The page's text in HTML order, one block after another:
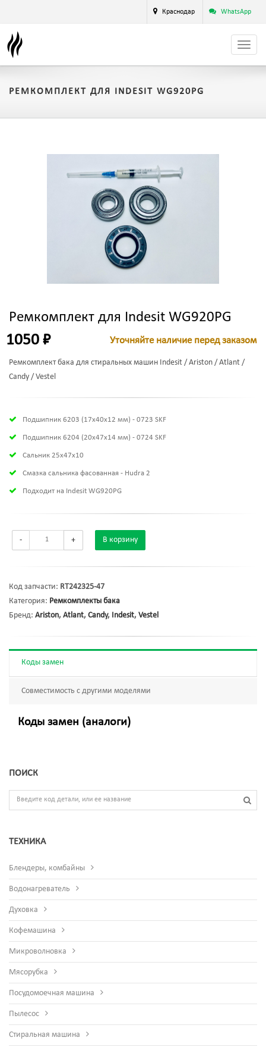
Краснодар WhatsApp
РЕМКОМПЛЕКТ ДЛЯ INDESIT WG920PG
Ремкомплект для Indesit WG920PG
1050 ₽ Уточняйте наличие перед заказом
Ремкомплект бака для стиральных машин Indesit / Ariston / Atlant /
Candy / Vestel
Подшипник 6203 (17х40х12 мм) - 0723 SKF
Подшипник 6204 (20х47х14 мм) - 0724 SKF
Сальник 25x47x10
Смазка сальника фасованная - Hudra 2
Подходит на Indesit WG920PG
- + В корзину
Код запчасти: RT242325-47
Категория: Ремкомплекты бака
Бренд: Ariston, Atlant, Candy, Indesit, Vestel
Коды замен
Совместимость с другими моделями
Коды замен (аналоги)
ПОИСК
ТЕХНИКА
Блендеры, комбайны
Водонагреватель
Духовка
Кофемашина
Микроволновка
Мясорубка
Посудомоечная машина
Пылесос
Стиральная машина